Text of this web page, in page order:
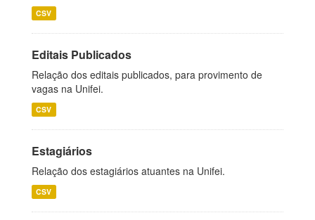
CSV
Editais Publicados
Relação dos editais publicados, para provimento de
vagas na Unifei.
CSV
Estagiários
Relação dos estagiários atuantes na Unifei.
CSV